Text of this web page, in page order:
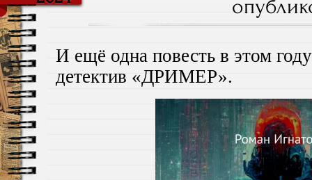
И ещё одна повесть в этом
детектив «ДРИМЕР».